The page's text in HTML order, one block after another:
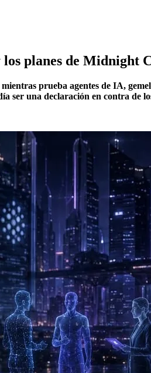
planes de Midnight
prueba agentes de IA,
una declaración en contra de